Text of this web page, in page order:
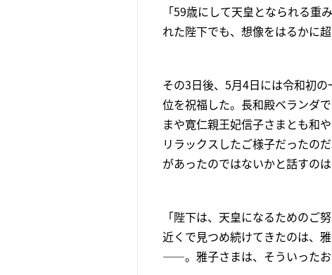
「59歳にして天皇となられる
れた陛下でも、想像をはるかに
その3日後、5月4日には令和初
位を祝福した。長和殿ベランダ
まや寛仁親王妃信子さまとも和
リラックスしたご様子だったの
があったのではないかと話すのは
「陛下は、天皇になるためのご
近くで見つめ続けてきたのは、
――。雅子さまは、そういったお